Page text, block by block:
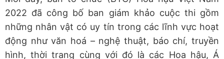
2022 đã công bố ban giám khảo cuộc thi gồm
những nhân vật có uy tín trong các lĩnh vực hoạt
động như văn hoá – nghệ thuật, báo chí, truyền
hình, thời trang cùng với đó là các Hoa hậu, Á